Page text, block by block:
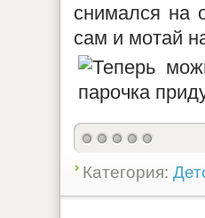
снимался на
сам и мотай
Категория: